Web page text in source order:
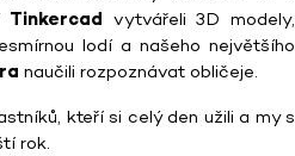
Tinkercad vytvářeli 3D modely,
lodí a našeho největšího
naučili rozpoznávat obličeje.
kteří si celý den užili a my s
rok.